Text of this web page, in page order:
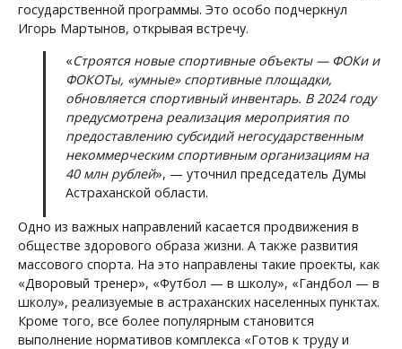
государственной программы. Это особо подчеркнул
Игорь Мартынов, открывая встречу.
«Строятся новые спортивные объекты — ФОКи и
ФОКОТы, «умные» спортивные площадки,
обновляется спортивный инвентарь. В 2024 году
предусмотрена реализация мероприятия по
предоставлению субсидий негосударственным
некоммерческим спортивным организациям на
40 млн рублей», — уточнил председатель Думы
Астраханской области.
Одно из важных направлений касается продвижения в
обществе здорового образа жизни. А также развития
массового спорта. На это направлены такие проекты, как
«Дворовый тренер», «Футбол — в школу», «Гандбол — в
школу», реализуемые в астраханских населенных пунктах.
Кроме того, все более популярным становится
выполнение нормативов комплекса «Готов к труду и